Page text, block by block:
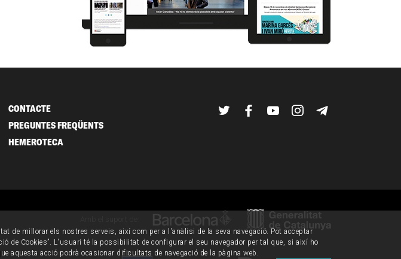
CONTACTE
PREGUNTES FREQÜENTS
HEMEROTECA
TwitterFacebook
YouTubeInstagram
millorar els nostres serveis, així com per a l'anàlisi de la seva navegació. Pot acceptar
de Cookies”. L'usuari té la possibilitat de configurar el seu navegador per tal que, si així ho
aquesta acció podrà ocasionar dificultats de navegació de la pàgina web.